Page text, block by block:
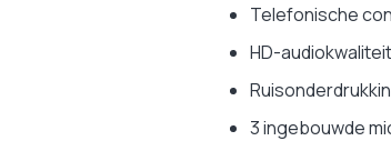
Telefonische
HD-
3 ingebouwde